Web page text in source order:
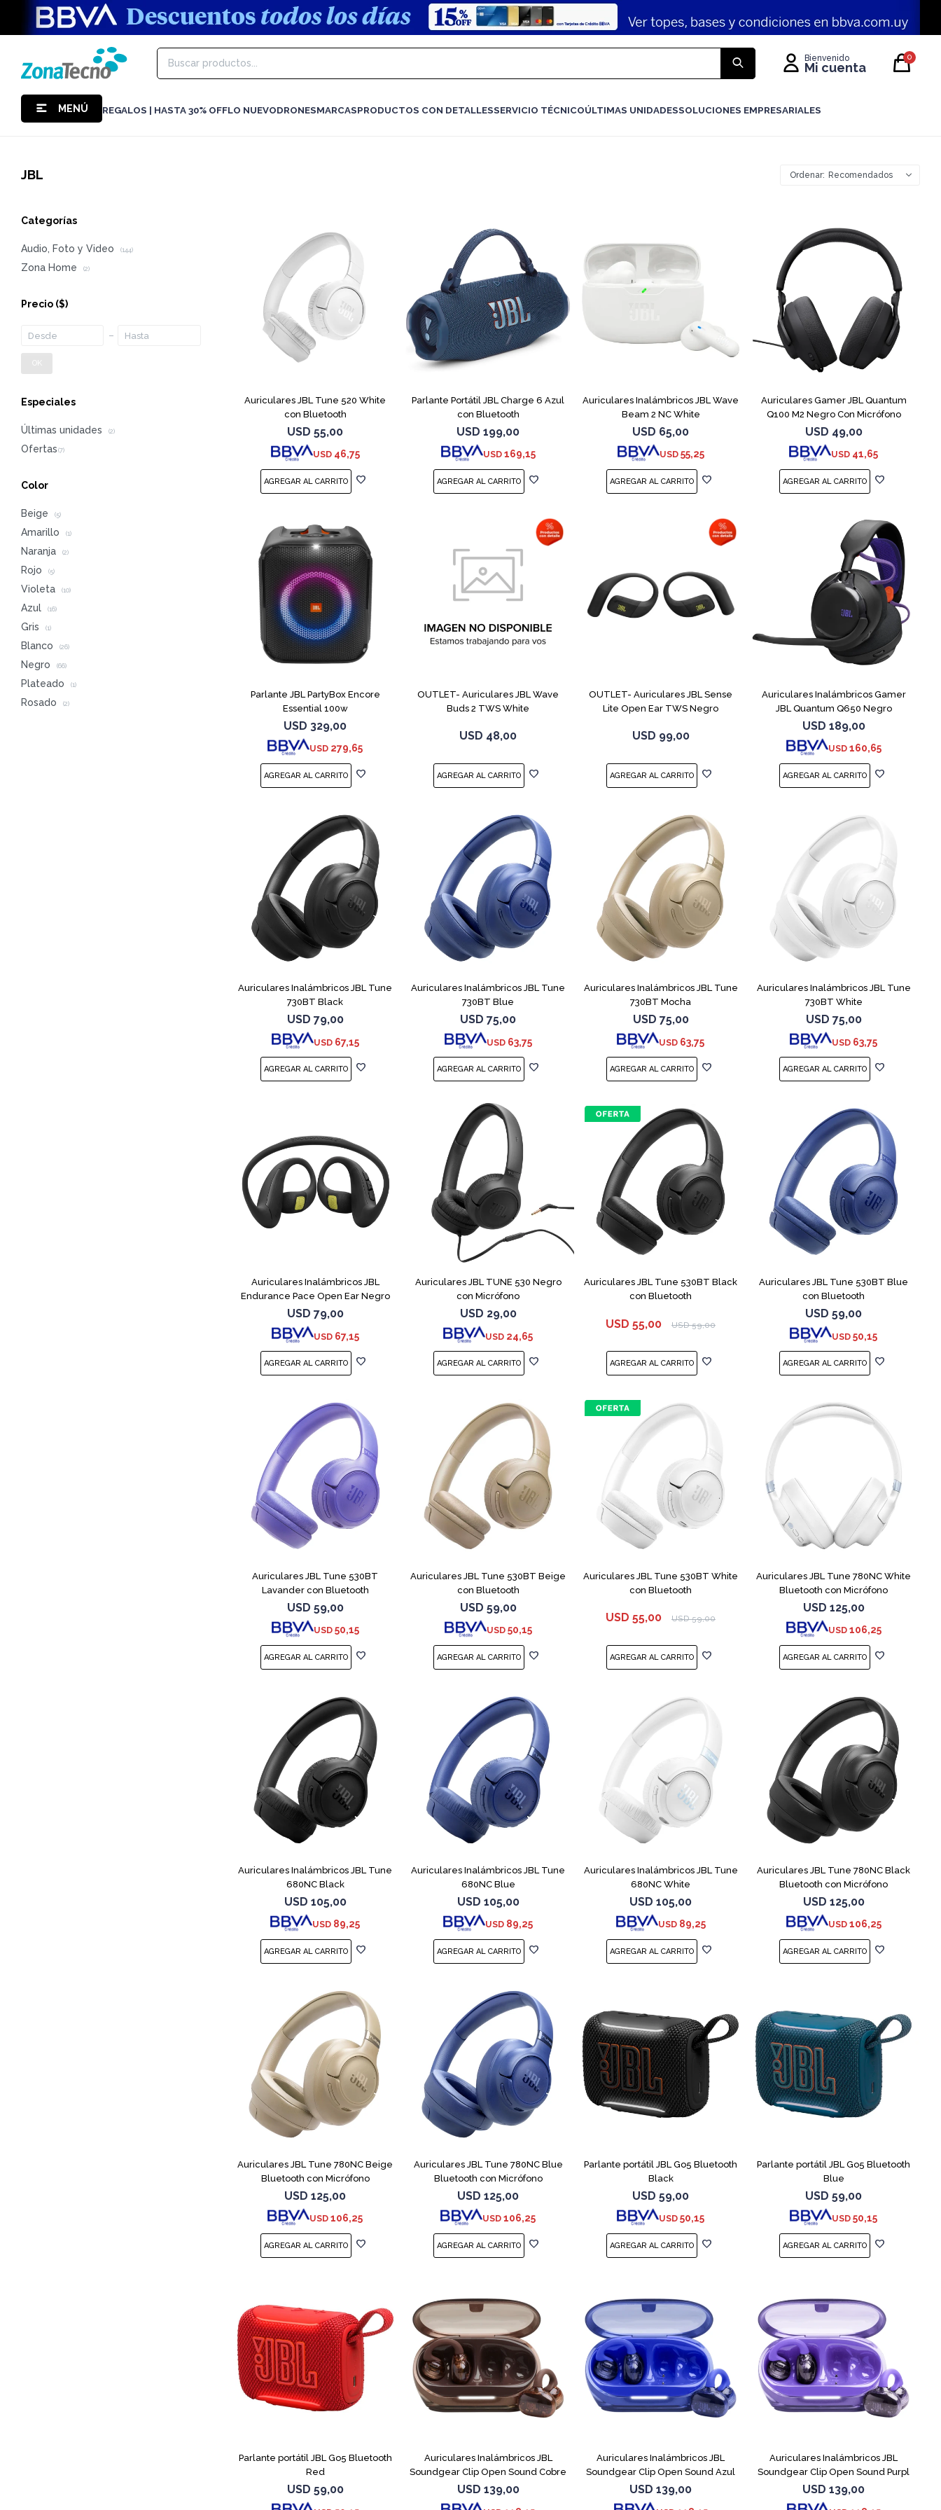
MENÚ REGALOS | HASTA 30% OFFLO NUEVODRONESMARCASPRODUCTOS CON DETALLESSERVICIO TÉCNICOÚLTIMAS UNIDADESSOLUCIONES EMPRESARIALES
0
JBL Recomendados
Auriculares JBL Tune 520 White
con Bluetooth
USD 55,00
USD 46,75
Parlante Portátil JBL Charge 6 Azul
con Bluetooth
USD 199,00
USD 169,15
Auriculares Inalámbricos JBL Wave
Beam 2 NC White
USD 65,00
USD 55,25
Auriculares Gamer JBL Quantum
Q100 M2 Negro Con Micrófono
USD 49,00
USD 41,65
Parlante JBL PartyBox Encore
Essential 100w
USD 329,00
USD 279,65
OUTLET- Auriculares JBL Wave
Buds 2 TWS White
USD 48,00
OUTLET- Auriculares JBL Sense
Lite Open Ear TWS Negro
USD 99,00
Auriculares Inalámbricos Gamer
JBL Quantum Q650 Negro
USD 189,00
USD 160,65
Auriculares Inalámbricos JBL Tune
730BT Black
USD 79,00
USD 67,15
Auriculares Inalámbricos JBL Tune
730BT Blue
USD 75,00
USD 63,75
Auriculares Inalámbricos JBL Tune
730BT Mocha
USD 75,00
USD 63,75
Auriculares Inalámbricos JBL Tune
730BT White
USD 75,00
USD 63,75
Auriculares Inalámbricos JBL
Endurance Pace Open Ear Negro
USD 79,00
USD 67,15
Auriculares JBL TUNE 530 Negro
con Micrófono
USD 29,00
USD 24,65
Auriculares JBL Tune 530BT Black
con Bluetooth
USD 55,00 USD 59,00
Auriculares JBL Tune 530BT Blue
con Bluetooth
USD 59,00
USD 50,15
Auriculares JBL Tune 530BT
Lavander con Bluetooth
USD 59,00
USD 50,15
Auriculares JBL Tune 530BT Beige
con Bluetooth
USD 59,00
USD 50,15
Auriculares JBL Tune 530BT White
con Bluetooth
USD 55,00 USD 59,00
Auriculares JBL Tune 780NC White
Bluetooth con Micrófono
USD 125,00
USD 106,25
Auriculares Inalámbricos JBL Tune
680NC Black
USD 105,00
USD 89,25
Auriculares Inalámbricos JBL Tune
680NC Blue
USD 105,00
USD 89,25
Auriculares Inalámbricos JBL Tune
680NC White
USD 105,00
USD 89,25
Auriculares JBL Tune 780NC Black
Bluetooth con Micrófono
USD 125,00
USD 106,25
Auriculares JBL Tune 780NC Beige
Bluetooth con Micrófono
USD 125,00
USD 106,25
Auriculares JBL Tune 780NC Blue
Bluetooth con Micrófono
USD 125,00
USD 106,25
Parlante portátil JBL Go5 Bluetooth
Black
USD 59,00
USD 50,15
Parlante portátil JBL Go5 Bluetooth
Blue
USD 59,00
USD 50,15
Parlante portátil JBL Go5 Bluetooth
Red
USD 59,00
Auriculares Inalámbricos JBL
Soundgear Clip Open Sound Cobre
USD 139,00
Auriculares Inalámbricos JBL
Soundgear Clip Open Sound Azul
USD 139,00
Auriculares Inalámbricos JBL
Soundgear Clip Open Sound Purpl
USD 139,00
Categorías
Audio, Foto y Video (144)
Zona Home (2)
Precio ($)
OK
Especiales
Últimas unidades (2)
Color
Beige (5)
Amarillo (1)
Naranja (2)
Rojo (5)
Violeta (10)
Azul (16)
Gris (1)
Blanco (26)
Negro (66)
Plateado (1)
Rosado (2)